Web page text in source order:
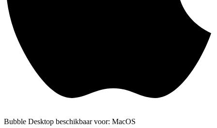
Bubble Desktop beschikbaar voor: MacOS